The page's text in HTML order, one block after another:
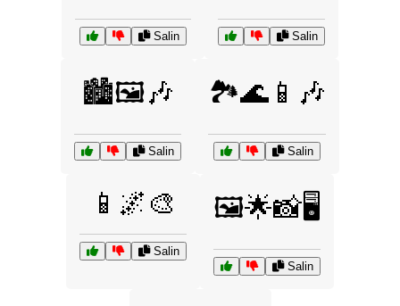
Salin Salin
🏙️🖼️🎶
Salin
🏞️🌊📱🎶
Salin
📱🌌🎨
Salin
🖼️🌟📸🖥️
Salin